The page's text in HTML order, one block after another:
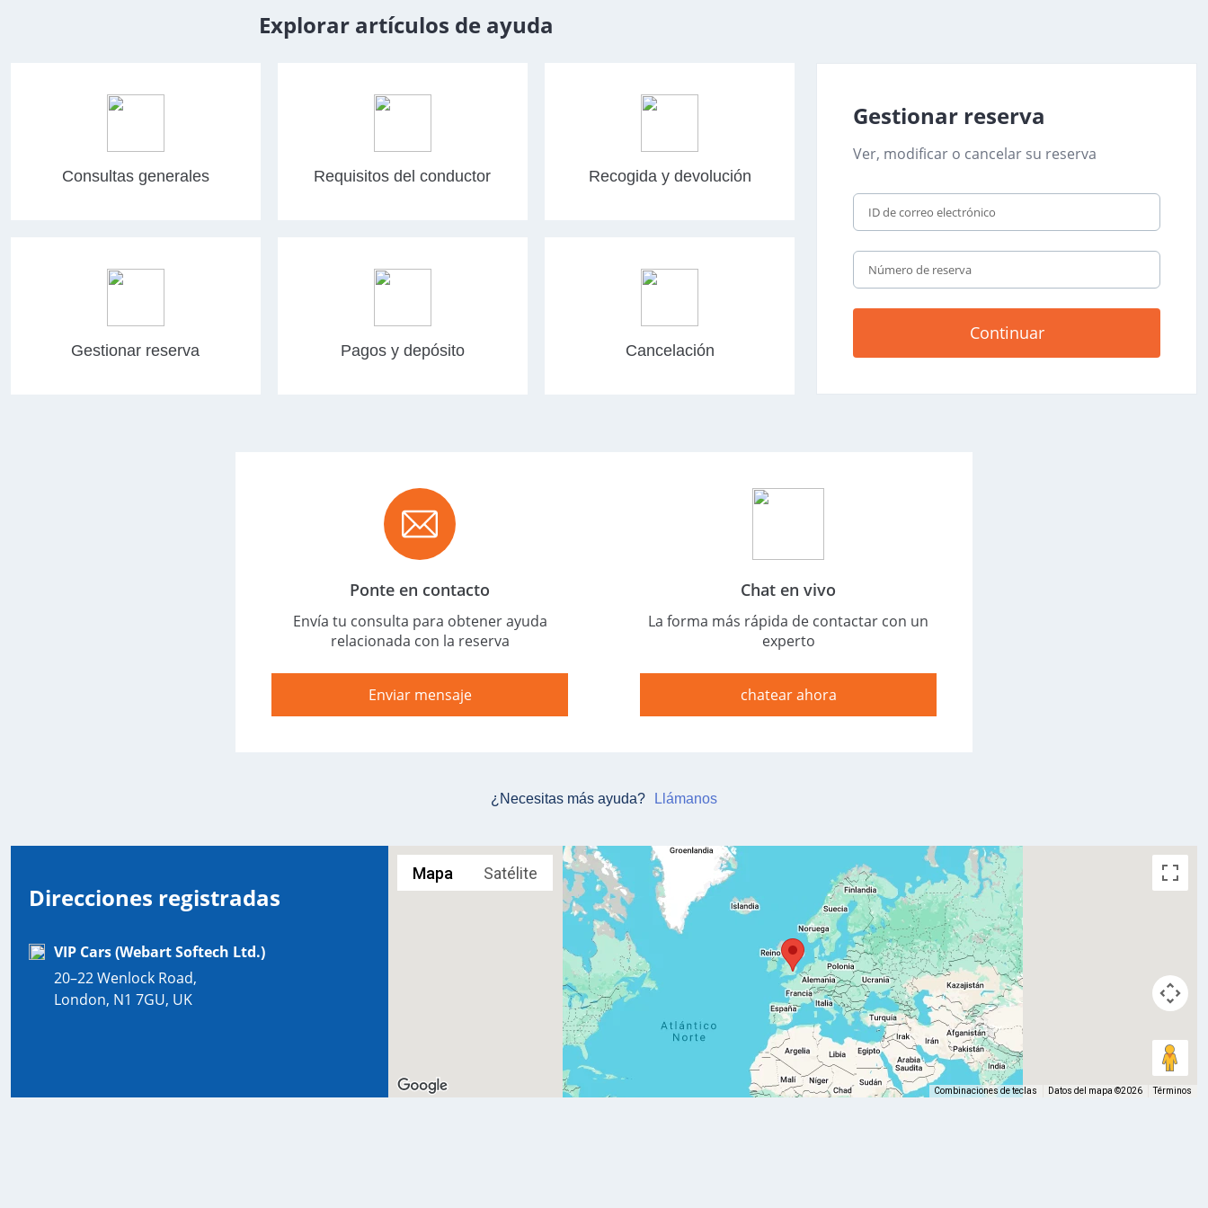
Explorar artículos de ayuda
Consultas generales Requisitos del conductor Recogida y devolución
Gestionar reserva Pagos y depósito Cancelación
Gestionar reserva
Ver, modificar o cancelar su reserva
Continuar
Ponte en contacto
Envía tu consulta para obtener ayuda
relacionada con la reserva
Enviar mensaje
Chat en vivo
La forma más rápida de contactar con un
experto
chatear ahora
¿Necesitas más ayuda? Llámanos
Direcciones registradas
VIP Cars (Webart Softech Ltd.)
20–22 Wenlock Road,
London, N1 7GU, UK
Mapa Satélite
Combinaciones de teclas Datos del mapa ©2026 Términos